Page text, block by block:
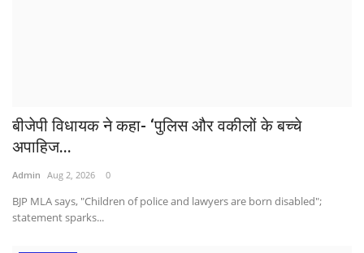
बीजेपी विधायक ने कहा- ‘पुलिस और वकीलों के बच्चे
अपाहिज...
Admin Aug 2, 2026 0
BJP MLA says, "Children of police and lawyers are born disabled";
statement sparks...